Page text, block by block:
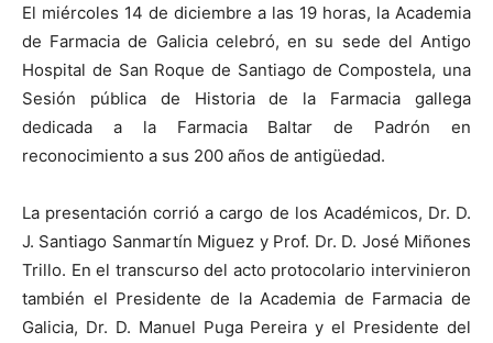
de
Galicia
El miércoles 14 de diciembre a las 19 horas, la Academia
de Farmacia de Galicia celebró, en su sede del Antigo
Hospital de San Roque de Santiago de Compostela, una
Sesión pública de Historia de la Farmacia gallega
dedicada a la Farmacia Baltar de Padrón en
reconocimiento a sus 200 años de antigüedad.
La presentación corrió a cargo de los Académicos, Dr. D.
J. Santiago Sanmartín Miguez y Prof. Dr. D. José Miñones
Trillo. En el transcurso del acto protocolario intervinieron
también el Presidente de la Academia de Farmacia de
Galicia, Dr. D. Manuel Puga Pereira y el Presidente del